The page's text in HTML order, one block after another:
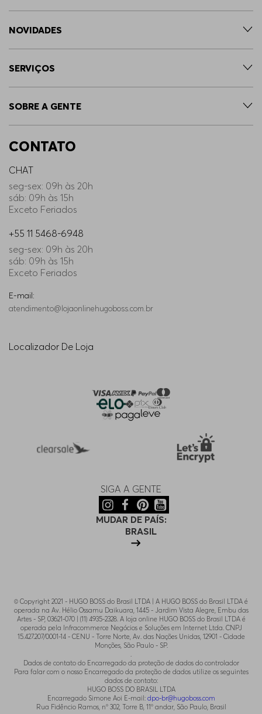
NOVIDADES
SERVIÇOS
SOBRE A GENTE
CONTATO
CHAT
seg-sex: 09h às 20h
sáb: 09h às 15h
Exceto Feriados
+55 11 5468-6948
seg-sex: 09h às 20h
sáb: 09h às 15h
Exceto Feriados
E-mail:
atendimento@lojaonlinehugoboss.com.br
Localizador De Loja
SIGA A GENTE
MUDAR DE PAÍS:
BRASIL
© Copyright 2021 - HUGO BOSS do Brasil LTDA | A HUGO BOSS do Brasil LTDA é
operada na Av. Hélio Ossamu Daikuara, 1445 - Jardim Vista Alegre, Embu das
Artes - SP, 03621-070 | (11) 4935-2328. A loja online HUGO BOSS do Brasil LTDA é
operada pela Infracommerce Negócios e Soluções em Internet Ltda. CNPJ
15.427.207/0001-14 - CENU - Torre Norte, Av. das Nações Unidas, 12901 - Cidade
Monções, São Paulo - SP.
.
Dados de contato do Encarregado da proteção de dados do controlador
Para falar com o nosso Encarregado da proteção de dados utilize os seguintes
dados de contato:
HUGO BOSS DO BRASIL LTDA
Encarregado Simone Aoi E-mail: dpo-br@hugoboss.com
Rua Fidêncio Ramos, n° 302, Torre B, 11° andar, São Paulo, Brasil